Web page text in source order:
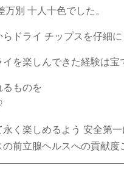
万別 十人十色でした。
ドライ チップスを仔細
を楽しんできた経験は宝
るものを
く楽しめるよう 安全第
前立腺ヘルスへの貢献度